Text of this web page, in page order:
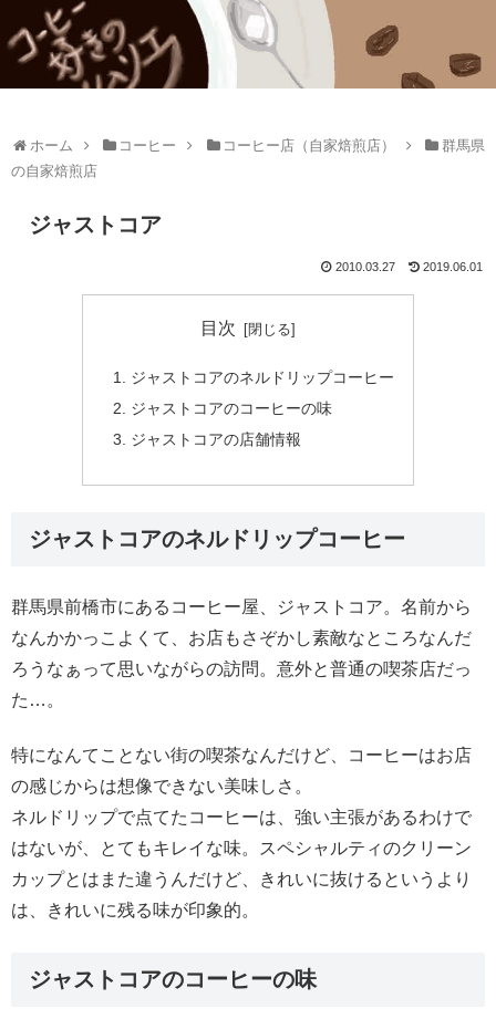
ホーム コーヒー コーヒー店（自家焙煎店）
群馬県
の自家焙煎店
ジャストコア
2010.03.27 2019.06.01
目次
ジャストコアのネルドリップコーヒー
ジャストコアのコーヒーの味
ジャストコアの店舗情報
ジャストコアのネルドリップコーヒー
群馬県前橋市にあるコーヒー屋、ジャストコア。名前から
なんかかっこよくて、お店もさぞかし素敵なところなんだ
ろうなぁって思いながらの訪問。意外と普通の喫茶店だっ
た…。
特になんてことない街の喫茶なんだけど、コーヒーはお店
の感じからは想像できない美味しさ。
ネルドリップで点てたコーヒーは、強い主張があるわけで
はないが、とてもキレイな味。スペシャルティのクリーン
カップとはまた違うんだけど、きれいに抜けるというより
は、きれいに残る味が印象的。
ジャストコアのコーヒーの味